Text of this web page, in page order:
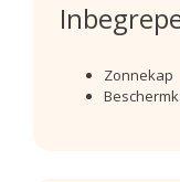
Zonnekap